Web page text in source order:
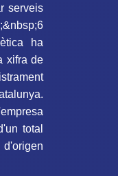
serveis
ha
xifra de
total